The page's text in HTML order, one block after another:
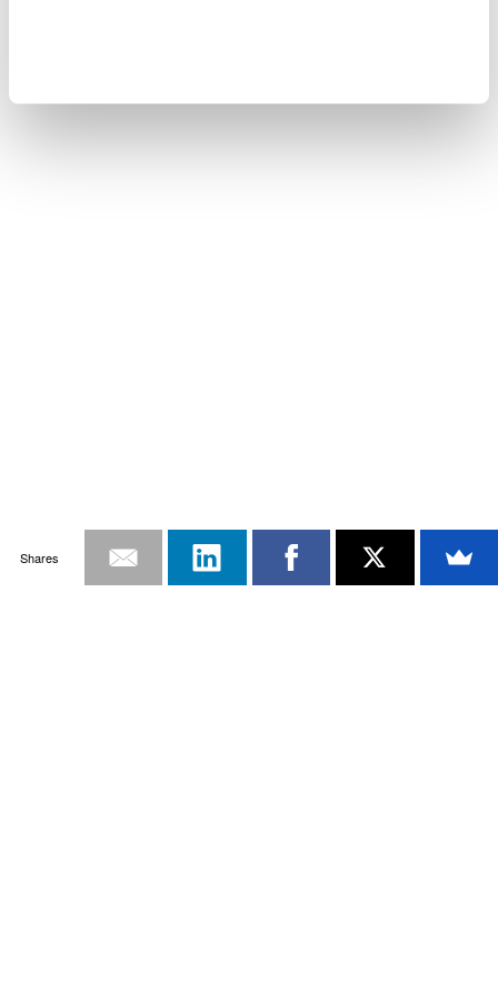
Shares